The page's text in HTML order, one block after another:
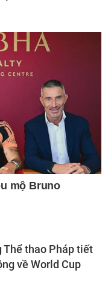
Thể thao Pháp tiết
về World Cup